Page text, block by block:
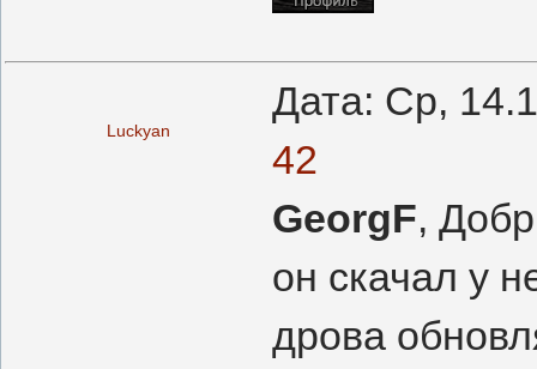
Luckyan
Дата: Ср,
42
GeorgF,
он скачал у
дрова